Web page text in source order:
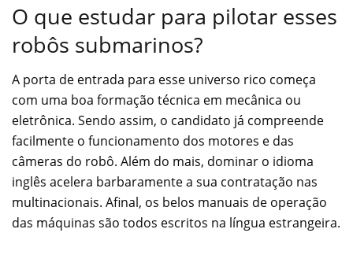
O que estudar para pilotar esses
robôs submarinos?
A porta de entrada para esse universo rico começa
com uma boa formação técnica em mecânica ou
eletrônica. Sendo assim, o candidato já compreende
facilmente o funcionamento dos motores e das
câmeras do robô. Além do mais, dominar o idioma
inglês acelera barbaramente a sua contratação nas
multinacionais. Afinal, os belos manuais de operação
das máquinas são todos escritos na língua estrangeira.